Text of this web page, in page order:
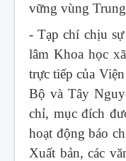
vững vùng
- Tạp chí chịu
lâm Khoa học
trực tiếp của
Bộ và Tây
chỉ, mục đích
hoạt động báo
Xuất bản, các